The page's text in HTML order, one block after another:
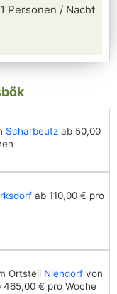
1 Personen / Nacht
Scharbeutz ab 50,00
ab 110,00 € pro
Ortsteil Niendorf von
465,00 € pro Woche